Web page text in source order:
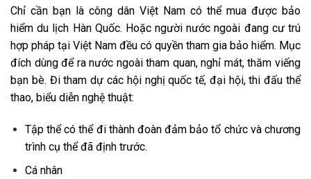
Chỉ cần bạn là công dân Việt Nam có thể mua được bảo
hiểm du lịch Hàn Quốc. Hoặc người nước ngoài đang cư trú
hợp pháp tại Việt Nam đều có quyền tham gia bảo hiểm. Mục
đích dùng để ra nước ngoài tham quan, nghỉ mát, thăm viếng
bạn bè. Đi tham dự các hội nghị quốc tế, đại hội, thi đấu thể
thao, biểu diễn nghệ thuật:
Tập thể có thể đi thành đoàn đảm bảo tổ chức và chương
trình cụ thể đã định trước.
Cá nhân